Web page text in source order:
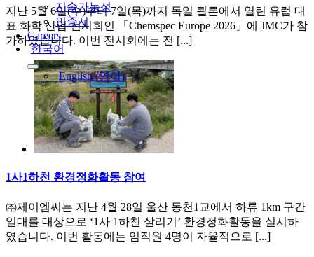
지속가능성
인증서
Careers
한국어
English(영어)
지난 5월 6일(수)부터 7일(목)까지 독일 쾰른에서 열린 유럽 대
표 화학 산업 전시회인 「Chemspec Europe 2026」에 JMC가 참
가하였습니다. 이번 전시회에는 전 [...]
1사1하천 환경정화활동 참여
㈜제이엠씨는 지난 4월 28일 울산 동천1교에서 하류 1km 구간
일대를 대상으로 ‘1사 1하천 살리기’ 환경정화활동을 실시하
였습니다. 이번 활동에는 임직원 4명이 자율적으로 [...]